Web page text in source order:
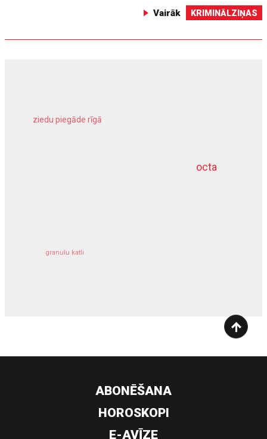
Vairāk KRIMINĀLZIŅAS
octa
ziedu piegāde rīgā
granulu katli
dziļurbums
ABONĒŠANA
HOROSKOPI
E-AVĪZE